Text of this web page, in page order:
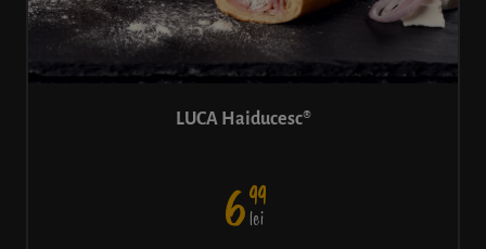
LUCA Haiducesc®
699
lei